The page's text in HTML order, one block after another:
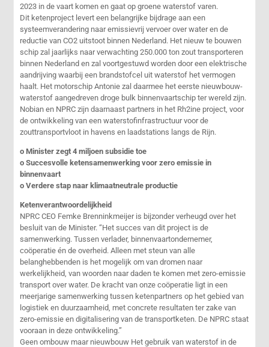
2023 in de vaart komen en gaat op groene waterstof varen.
Dit ketenproject levert een belangrijke bijdrage aan een
systeemverandering naar emissievrij vervoer over water en de
reductie van CO2 uitstoot binnen Nederland. Het nieuw te bouwen
schip zal jaarlijks naar verwachting 250.000 ton zout transporteren
binnen Nederland en zal voortgestuwd worden door een elektrische
aandrijving waarbij een brandstofcel uit waterstof het vermogen
haalt. Het motorschip Antonie zal daarmee het eerste nieuwbouw-
waterstof aangedreven droge bulk binnenvaartschip ter wereld zijn.
Nobian en NPRC zijn daarnaast partners in het Rh2ine project, voor
de ontwikkeling van een waterstofinfrastructuur voor de
zouttransportvloot in havens en laadstations langs de Rijn.
o Minister zegt 4 miljoen subsidie toe
o Succesvolle ketensamenwerking voor zero emissie in
binnenvaart
o Verdere stap naar klimaatneutrale productie
Ketenverantwoordelijkheid
NPRC CEO Femke Brenninkmeijer is bijzonder verheugd over het
besluit van de Minister. “Het succes van dit project is de
samenwerking. Tussen verlader, binnenvaartondernemer,
coöperatie én de overheid. Alleen met steun van alle
belanghebbenden is het mogelijk om van dromen naar
werkelijkheid, van woorden naar daden te komen met zero-emissie
transport over water. De kracht van onze coöperatie ligt in een
meerjarige samenwerking tussen ketenpartners op het gebied van
logistiek en duurzaamheid, met concrete resultaten ter zake van
zero-emissie en digitalisering van de transportketen. De NPRC staat
vooraan in deze ontwikkeling.”
Geen ombouw maar nieuwbouw Het gebruik van waterstof in de